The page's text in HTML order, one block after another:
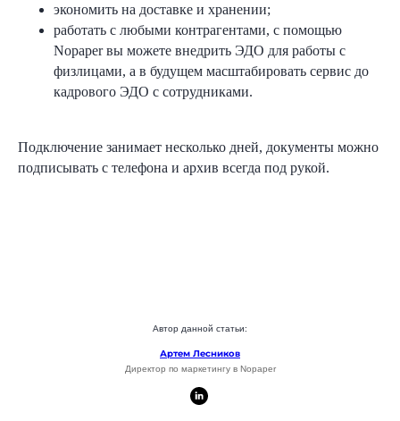
экономить на доставке и хранении;
работать с любыми контрагентами, с помощью
Nopaper вы можете внедрить ЭДО для работы с
физлицами, а в будущем масштабировать сервис до
кадрового ЭДО с сотрудниками.
Подключение занимает несколько дней, документы можно
подписывать с телефона и архив всегда под рукой.
Автор данной статьи:
Артем Лесников
Директор по маркетингу в Nopaper
получать полезную
рекламуот Nopaper